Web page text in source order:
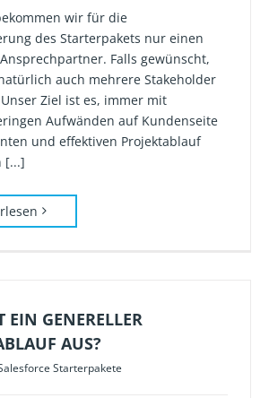
wir für die
des Starterpakets nur einen
Falls gewünscht,
auch mehrere Stakeholder
Ziel ist es, immer mit
Aufwänden auf Kundenseite
und effektiven Projektablauf
[...]
EIN GENERELLER
AUS?
Starterpakete